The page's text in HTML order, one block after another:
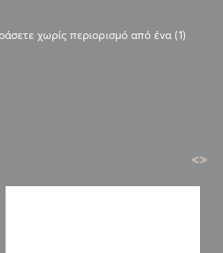
χωρίς περιορισμό από ένα (1)
<>